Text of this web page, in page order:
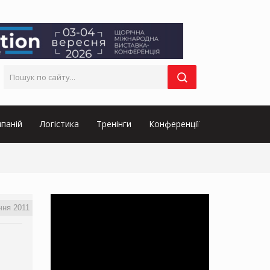
Логістика Тренінги Конференції
2011